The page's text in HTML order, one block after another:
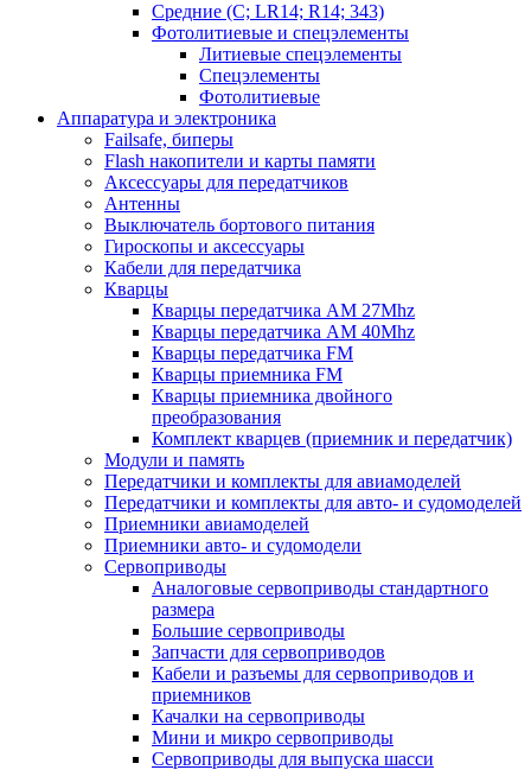
Средние (C; LR14; R14; 343)
Фотолитиевые и спецэлементы
Литиевые спецэлементы
Спецэлементы
Фотолитиевые
Аппаратура и электроника
Failsafe, биперы
Flash накопители и карты памяти
Аксессуары для передатчиков
Антенны
Выключатель бортового питания
Гироскопы и аксессуары
Кабели для передатчика
Кварцы
Кварцы передатчика AM 27Mhz
Кварцы передатчика AM 40Mhz
Кварцы передатчика FM
Кварцы приемника FM
Кварцы приемника двойного
преобразования
Комплект кварцев (приемник и передатчик)
Модули и память
Передатчики и комплекты для авиамоделей
Передатчики и комплекты для авто- и судомоделей
Приемники авиамоделей
Приемники авто- и судомодели
Сервоприводы
Аналоговые сервоприводы стандартного
размера
Большие сервоприводы
Запчасти для сервоприводов
Кабели и разъемы для сервоприводов и
приемников
Качалки на сервоприводы
Мини и микро сервоприводы
Сервоприводы для выпуска шасси